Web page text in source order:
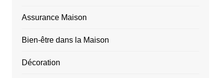
Assurance Maison
Bien-être dans la Maison
Décoration